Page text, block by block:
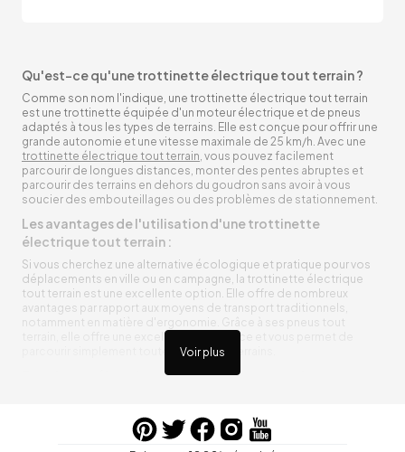
Voir plus
Qu'est-ce qu'une trottinette électrique tout terrain ?
Comme son nom l'indique, une trottinette électrique tout terrain
est une trottinette équipée d'un moteur électrique et de pneus
adaptés à tous les types de terrains. Elle est conçue pour offrir une
grande autonomie et une vitesse maximale de 25 km/h. Avec une
trottinette électrique tout terrain, vous pouvez facilement
parcourir de longues distances, monter des pentes abruptes et
parcourir des terrains en dehors du goudron sans avoir à vous
soucier des embouteillages ou des problèmes de stationnement.
Les avantages de l'utilisation d'une trottinette
électrique tout terrain :
Si vous cherchez une alternative écologique et pratique pour vos
déplacements en ville ou en campagne, la trottinette électrique
tout terrain est une excellente option. Elle offre de nombreux
avantages par rapport aux moyens de transport traditionnels,
notamment en matière d'ergonomie. Grâce à ses pneus tout
terrain, elle offre une excellente adhérence et vous permet de
parcourir simplement toutes sortes de terrains.
Trottinette électrique tout terrain ergonomique
entre vos trajets, vous n’aurez pas à vous soucier de l’état de sa
batterie. De plus, elle est équipée de pneus résistants qui peuvent